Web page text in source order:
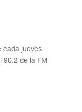
cada jueves
90.2 de la FM